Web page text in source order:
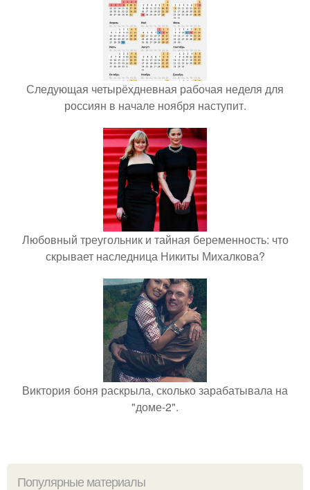
Следующая четырёхдневная рабочая неделя для
россиян в начале ноября наступит.
Любовный треугольник и тайная беременность: что
скрывает наследница Никиты Михалкова?
Виктория боня раскрыла, сколько зарабатывала на
"доме-2".
Популярные материалы